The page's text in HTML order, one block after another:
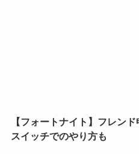
【フォートナイト】フレン
スイッチでのやり方も